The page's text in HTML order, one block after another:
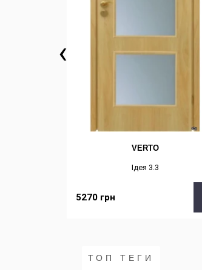
VERTO
Ідея 3.3
5270 грн
‹
ТОП ТЕГИ